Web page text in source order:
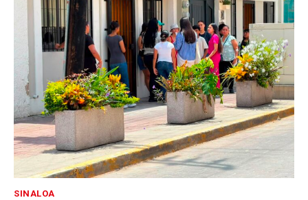
SINALOA